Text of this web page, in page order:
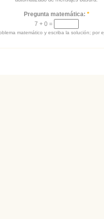
Pregunta matemática: *
7 + 0 =
matemático y escriba la solución; por